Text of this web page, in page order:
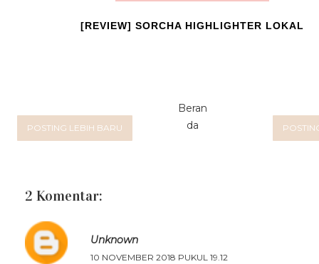
[REVIEW] SORCHA HIGHLIGHTER LOKAL
POSTING LEBIH BARU
Beran
da
2 Komentar:
Unknown
10 NOVEMBER 2018 PUKUL 19.12